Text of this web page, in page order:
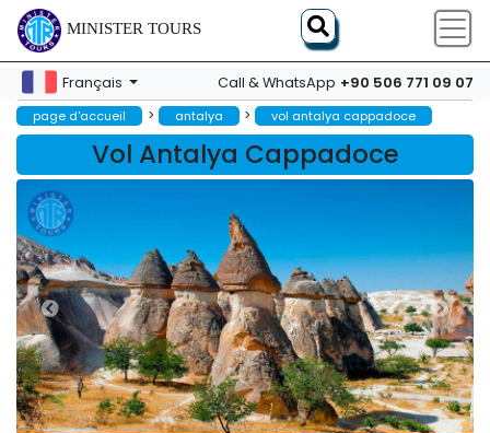
MINISTER TOURS
Français Call & WhatsApp +90 506 771 09 07
page d'accueil > antalya > vol antalya cappadoce
Vol Antalya Cappadoce